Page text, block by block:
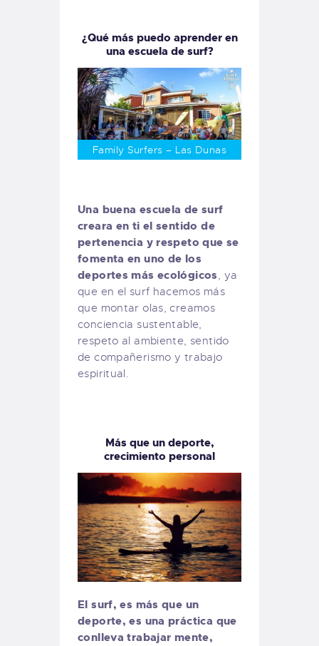
¿Qué más puedo aprender en
una escuela de surf?
Family Surfers – Las Dunas
Una buena escuela de surf
creara en ti el sentido de
pertenencia y respeto que se
fomenta en uno de los
deportes más ecológicos, ya
que en el surf hacemos más
que montar olas, creamos
conciencia sustentable,
respeto al ambiente, sentido
de compañerismo y trabajo
espiritual.
Más que un deporte,
crecimiento personal
El surf, es más que un
deporte, es una práctica que
conlleva trabajar mente,